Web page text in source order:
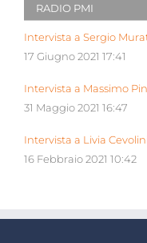
RADIO PMI
Intervista a Sergio
17 Giugno 2021 17:41
Intervista a Massimo
31 Maggio 2021 16:47
Intervista a Livia Cevolini
16 Febbraio 2021 10:42